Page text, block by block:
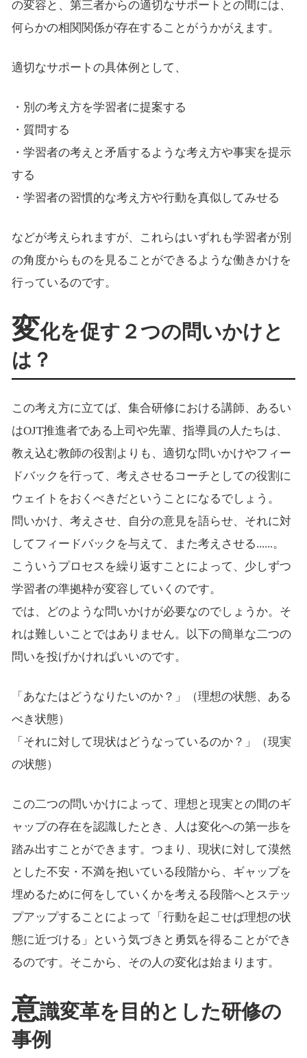
の変容と、第三者からの適切なサポートとの間には、
何らかの相関関係が存在することがうかがえます。
適切なサポートの具体例として、
・別の考え方を学習者に提案する
・質問する
・学習者の考えと矛盾するような考え方や事実を提示
する
・学習者の習慣的な考え方や行動を真似してみせる
などが考えられますが、これらはいずれも学習者が別
の角度からものを見ることができるような働きかけを
行っているのです。
変化を促す２つの問いかけと
は？
この考え方に立てば、集合研修における講師、あるい
はOJT推進者である上司や先輩、指導員の人たちは、
教え込む教師の役割よりも、適切な問いかけやフィー
ドバックを行って、考えさせるコーチとしての役割に
ウェイトをおくべきだということになるでしょう。
問いかけ、考えさせ、自分の意見を語らせ、それに対
してフィードバックを与えて、また考えさせる......。
こういうプロセスを繰り返すことによって、少しずつ
学習者の準拠枠が変容していくのです。
では、どのような問いかけが必要なのでしょうか。そ
れは難しいことではありません。以下の簡単な二つの
問いを投げかければいいのです。
「あなたはどうなりたいのか？」（理想の状態、ある
べき状態）
「それに対して現状はどうなっているのか？」（現実
の状態）
この二つの問いかけによって、理想と現実との間のギ
ャップの存在を認識したとき、人は変化への第一歩を
踏み出すことができます。つまり、現状に対して漠然
とした不安・不満を抱いている段階から、ギャップを
埋めるために何をしていくかを考える段階へとステッ
プアップすることによって「行動を起こせば理想の状
態に近づける」という気づきと勇気を得ることができ
るのです。そこから、その人の変化は始まります。
意識変革を目的とした研修の
事例